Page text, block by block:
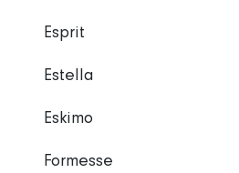
Esprit
Estella
Eskimo
Formesse